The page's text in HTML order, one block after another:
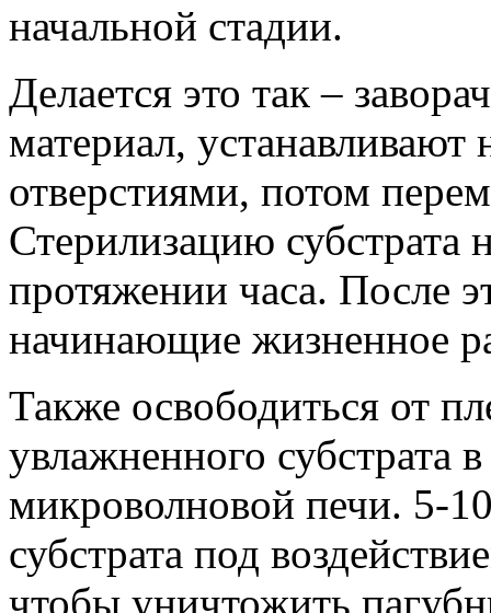
начальной стадии.
Делается это так –
материал,
отверстиями, потом
Стерилизацию субстрата
протяжении часа. После
начинающие жизненное
Также освободиться от
увлажненного субстрата
микроволновой печи. 5-
субстрата под
чтобы уничтожить